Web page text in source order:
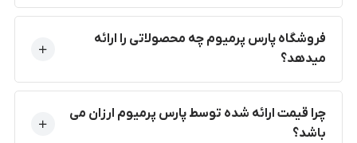
فروشگاه پارس پرمیوم چه محصولاتی را ارائه
میدهد؟
چرا قیمت ارائه شده توسط پارس پرمیوم ارزان می
باشد؟